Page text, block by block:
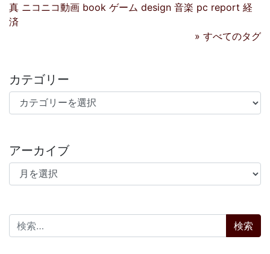
真 ニコニコ動画 book ゲーム design 音楽 pc report 経
済
» すべてのタグ
カテゴリー
カテゴリー
アーカイブ
アーカイブ
検索: